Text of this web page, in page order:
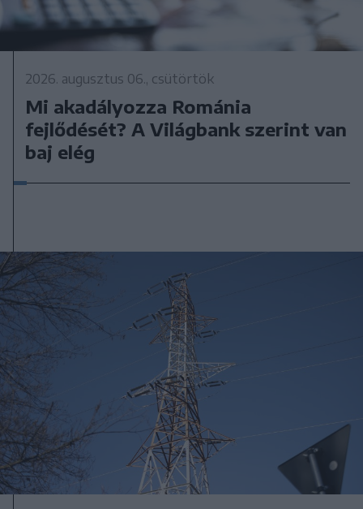
2026. augusztus 06., csütörtök
Mi akadályozza Románia
fejlődését? A Világbank szerint van
baj elég